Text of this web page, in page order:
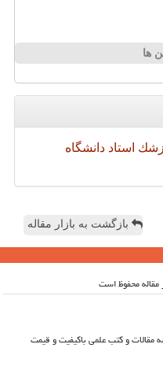
ها
استاد دانشگاه
بازگشت به بازار مقاله
مقالات و کتب علمی باکیفیت و قیمت